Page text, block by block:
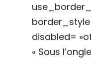
disabled=
« Sous